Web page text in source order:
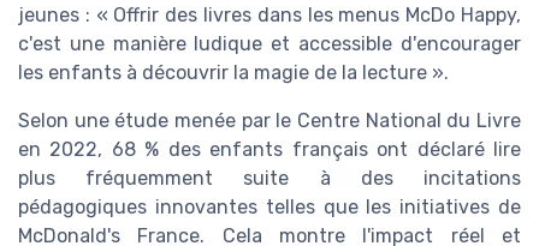
jeunes : « Offrir des livres dans les menus McDo Happy,
c'est une manière ludique et accessible d'encourager
les enfants à découvrir la magie de la lecture ».
Selon une étude menée par le Centre National du Livre
en 2022, 68 % des enfants français ont déclaré lire
plus fréquemment suite à des incitations
pédagogiques innovantes telles que les initiatives de
McDonald's France. Cela montre l'impact réel et